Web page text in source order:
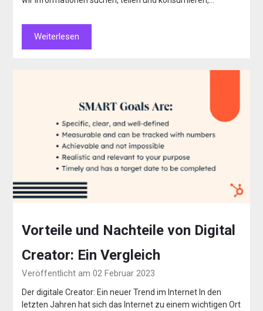
Weiterlesen
Vorteile und Nachteile von Digital
Creator: Ein Vergleich
Veröffentlicht am 02 Februar 2023
Der digitale Creator: Ein neuer Trend im Internet In den
letzten Jahren hat sich das Internet zu einem wichtigen Ort